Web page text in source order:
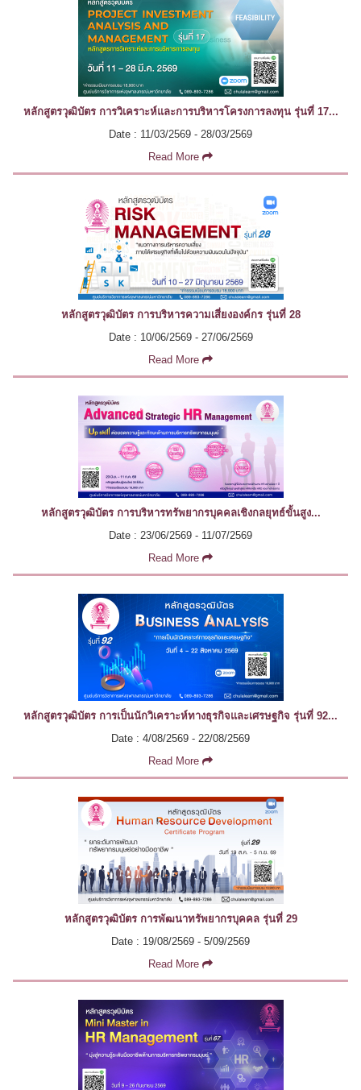
หลักสูตรวุฒิบัตร การวิเคราะห์และการบริหารโครงการลงทุน รุ่นที่ 17...
Date : 11/03/2569 - 28/03/2569
Read More
หลักสูตรวุฒิบัตร การบริหารความเสี่ยงองค์กร รุ่นที่ 28
Date : 10/06/2569 - 27/06/2569
Read More
หลักสูตรวุฒิบัตร การบริหารทรัพยากรบุคคลเชิงกลยุทธ์ขั้นสูง...
Date : 23/06/2569 - 11/07/2569
Read More
หลักสูตรวุฒิบัตร การเป็นนักวิเคราะห์ทางธุรกิจและเศรษฐกิจ รุ่นที่ 92...
Date : 4/08/2569 - 22/08/2569
Read More
หลักสูตรวุฒิบัตร การพัฒนาทรัพยากรบุคคล รุ่นที่ 29
Date : 19/08/2569 - 5/09/2569
Read More